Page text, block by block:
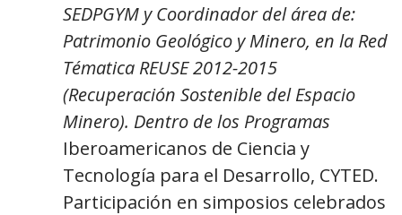
SEDPGYM y Coordinador del área de:
Patrimonio Geológico y Minero, en la Red
Tématica REUSE 2012-2015
(Recuperación Sostenible del Espacio
Minero). Dentro de los Programas
Iberoamericanos de Ciencia y
Tecnología para el Desarrollo, CYTED.
Participación en simposios celebrados